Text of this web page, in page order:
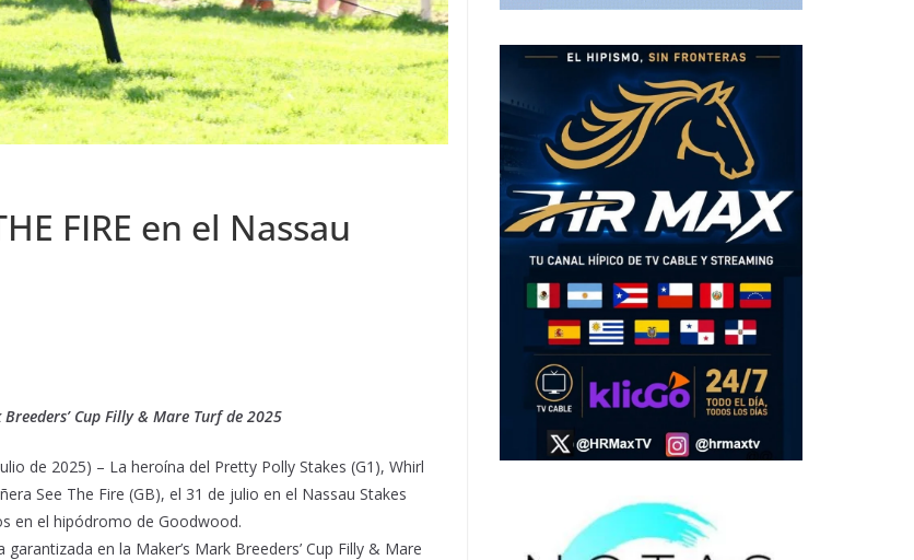
FIRE en el Nassau
Cup Filly & Mare Turf de 2025
de 2025) – La heroína del Pretty Polly Stakes (G1), Whirl
See The Fire (GB), el 31 de julio en el Nassau Stakes
en el hipódromo de Goodwood.
en la Maker’s Mark Breeders’ Cup Filly & Mare